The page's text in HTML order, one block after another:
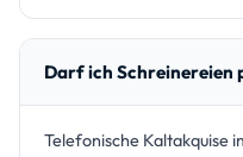
Darf ich Schreinereien
Telefonische Kaltakquise